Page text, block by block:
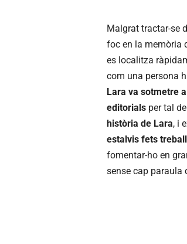
Malgrat tractar-se
foc en la memòria
es localitza
com una persona
Lara va sotmetre
editorials per tal
història de Lara, i
estalvis fets
fomentar-ho en
sense cap paraula